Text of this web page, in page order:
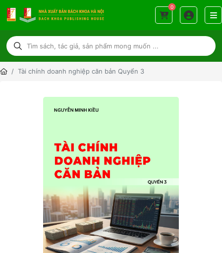
0
Tài chính doanh nghiệp căn bản Quyển 3